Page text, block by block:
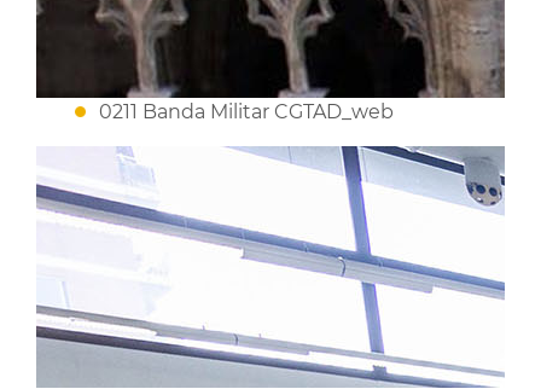
0211 Banda Militar CGTAD_web